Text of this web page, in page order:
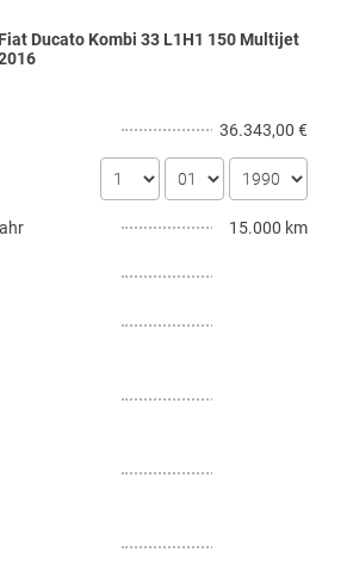
Ducato Kombi 33 L1H1 150 Multijet
36.343,00 €
15.000 km